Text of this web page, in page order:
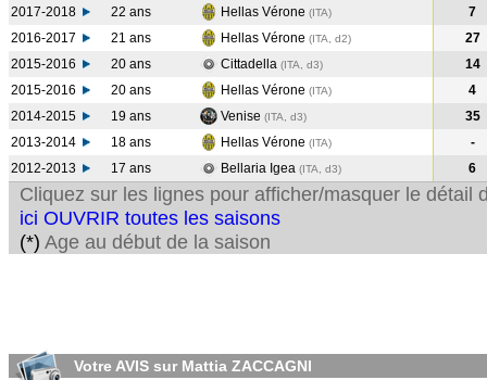
2017-2018
22 ans Hellas Vérone (ITA)
7
2016-2017
21 ans Hellas Vérone (ITA, d2)
27
2015-2016
20 ans Cittadella (ITA, d3)
14
2015-2016
20 ans Hellas Vérone (ITA)
4
2014-2015
19 ans Venise (ITA, d3)
35
2013-2014
18 ans Hellas Vérone (ITA)
-
2012-2013
17 ans Bellaria Igea (ITA, d3) 6
Cliquez sur les lignes pour afficher/masquer le détail
ici OUVRIR toutes les saisons
(*) Age au début de la saison
Votre AVIS sur Mattia ZACCAGNI